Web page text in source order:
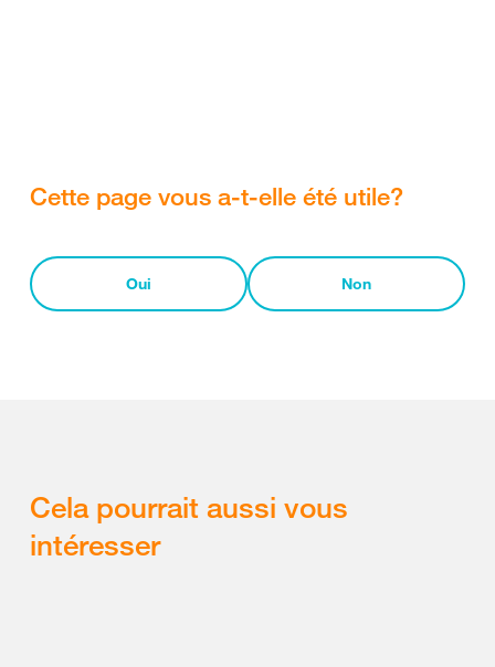
Cette page vous a-t-elle été utile?
Oui Non
Cela pourrait aussi vous
intéresser